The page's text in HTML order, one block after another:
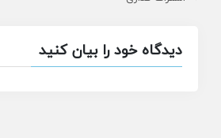
دیدگاه خود را بیان کنید